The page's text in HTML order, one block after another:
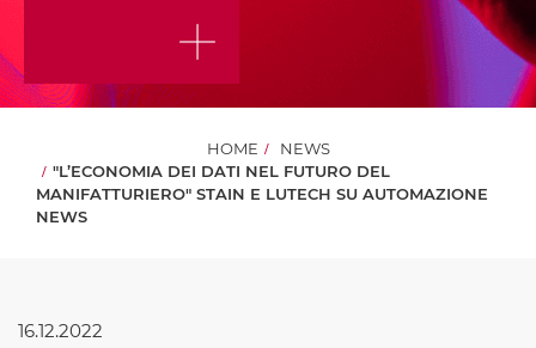
HOME
NEWS
"L’ECONOMIA DEI DATI NEL FUTURO DEL
MANIFATTURIERO" STAIN E LUTECH SU AUTOMAZIONE
NEWS
16.12.2022